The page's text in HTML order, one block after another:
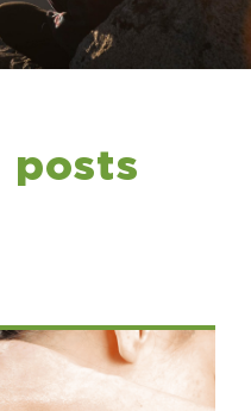
posts